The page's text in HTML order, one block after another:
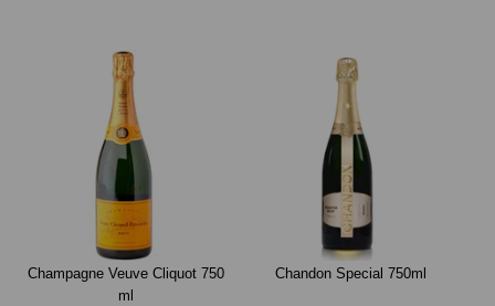
Champagne Veuve Cliquot 750
ml
Chandon Special 750ml